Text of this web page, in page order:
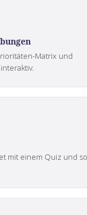
Matrix und
mit einem Quiz und